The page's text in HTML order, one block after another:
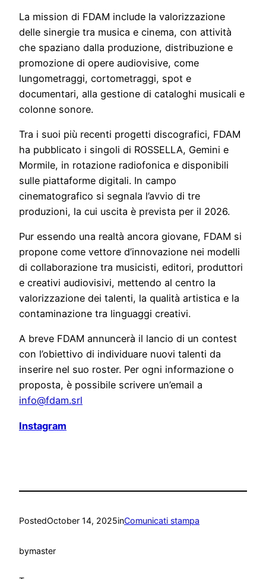
La mission di FDAM include la valorizzazione
delle sinergie tra musica e cinema, con attività
che spaziano dalla produzione, distribuzione e
promozione di opere audiovisive, come
lungometraggi, cortometraggi, spot e
documentari, alla gestione di cataloghi musicali e
colonne sonore.
Tra i suoi più recenti progetti discografici, FDAM
ha pubblicato i singoli di ROSSELLA, Gemini e
Mormile, in rotazione radiofonica e disponibili
sulle piattaforme digitali. In campo
cinematografico si segnala l’avvio di tre
produzioni, la cui uscita è prevista per il 2026.
Pur essendo una realtà ancora giovane, FDAM si
propone come vettore d’innovazione nei modelli
di collaborazione tra musicisti, editori, produttori
e creativi audiovisivi, mettendo al centro la
valorizzazione dei talenti, la qualità artistica e la
contaminazione tra linguaggi creativi.
A breve FDAM annuncerà il lancio di un contest
con l’obiettivo di individuare nuovi talenti da
inserire nel suo roster. Per ogni informazione o
proposta, è possibile scrivere un’email a
info@fdam.srl
Instagram
PostedOctober 14, 2025inComunicati stampa
bymaster